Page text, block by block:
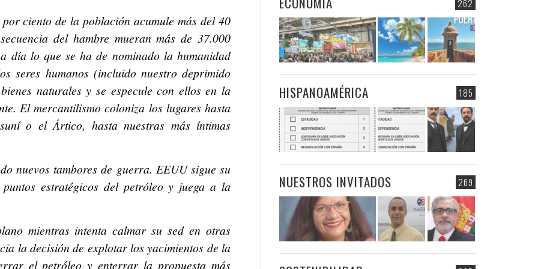
ciento de la población acumule más del 40
del hambre mueran más de 37.000
día lo que se ha de nominado la humanidad
seres humanos (incluido nuestro deprimido
naturales y se especule con ellos en la
El mercantilismo coloniza los lugares hasta
o el Ártico, hasta nuestras más íntimas
nuevos tambores de guerra. EEUU sigue su
estratégicos del petróleo y juega a la
mientras intenta calmar su sed en otras
la decisión de explotar los yacimientos de la
el petróleo y enterrar la propuesta más
262
185
HISPANOAMÉRICA
269
NUESTROS INVITADOS